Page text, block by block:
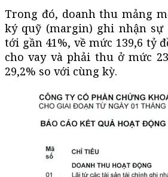
Trong đó, doanh thu mảng
ký quỹ (margin) ghi nhận sự
tới gần 41%, về mức 139,6 tỷ
cho vay và phải thu ở mức
29,2% so với cùng kỳ.